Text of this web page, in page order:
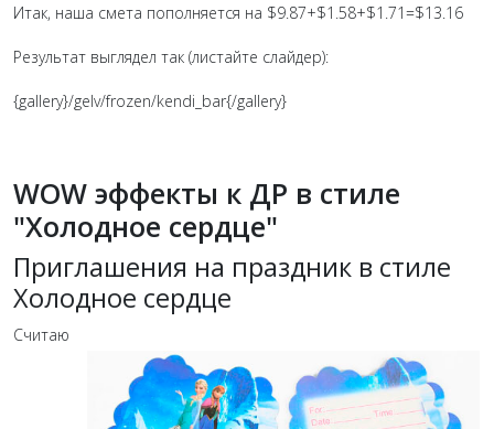
Итак, наша смета пополняется на $9.87+$1.58+$1.71=$13.16
Результат выглядел так (листайте слайдер):
{gallery}/gelv/frozen/kendi_bar{/gallery}
WOW эффекты к ДР в стиле
"Холодное сердце"
Приглашения на праздник в стиле
Холодное сердце
Считаю